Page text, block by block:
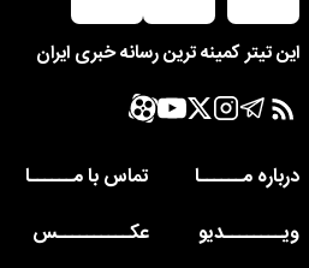
این تیتر کمینه ترین رسانه خبری ایران
درباره مــــــا
تماس با مــــــا
ویــــــــدیو
عکــــــــــس